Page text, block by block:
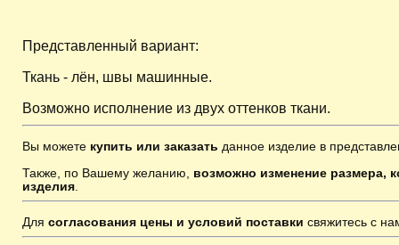
Представленный вариант:
Ткань - лён, швы машинные.
Возможно исполнение из двух оттенков ткани.
Вы можете купить или заказать данное изделие в
Также, по Вашему желанию, возможно изменение размера,
изделия
Для согласования цены и условий поставки свяжитесь с